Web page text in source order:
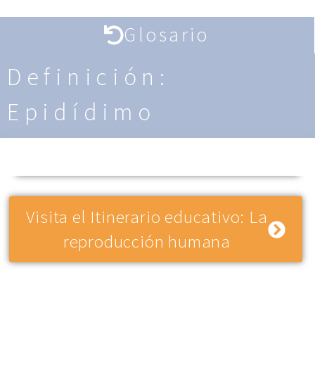
Glosario
Definición:
Epidídimo
Visita el Itinerario educativo: La
reproducción humana